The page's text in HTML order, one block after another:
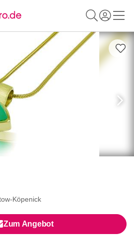
Köpenick
Zum Angebot